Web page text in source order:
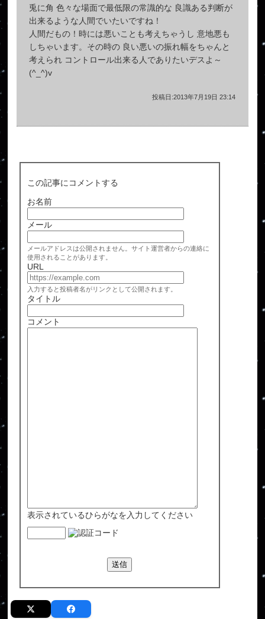
兎に角 色々な場面で最低限の常識的な 良識ある判断が
出来るような人間でいたいですね！
人間だもの！時には悪いことも考えちゃうし 意地悪も
しちゃいます。その時の 良い悪いの振れ幅をちゃんと
考えられ コントロール出来る人でありたいデスよ～
(^_^)v
投稿日:2013年7月19日 23:14
この記事にコメントする
お名前
メール
メールアドレスは公開されません。サイト運営者からの連絡に
使用されることがあります。
URL
入力すると投稿者名がリンクとして公開されます。
タイトル
コメント
表示されているひらがなを入力してください